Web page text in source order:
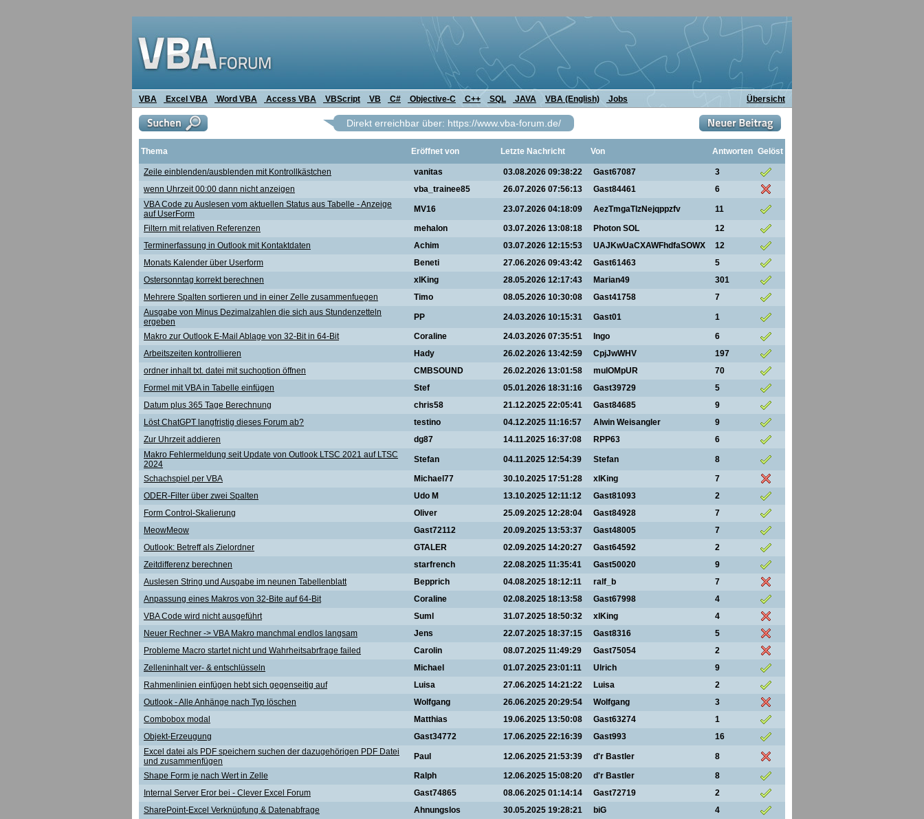
VBA Excel VBA Word VBA Access VBA VBScript VB C# Objective-C C++ SQL JAVA VBA (English) Jobs Übersicht
Direkt erreichbar über: https://www.vba-forum.de/
Thema Eröffnet von Letzte Nachricht Von Antworten Gelöst
Zeile einblenden/ausblenden mit Kontrollkästchen vanitas 03.08.2026 09:38:22 Gast67087
3
wenn Uhrzeit 00:00 dann nicht anzeigen
vba_trainee85 26.07.2026 07:56:13 Gast84461
6
VBA Code zu Auslesen vom aktuellen Status aus Tabelle - Anzeige
auf UserForm
MV16 23.07.2026 04:18:09 AezTmgaTlzNejqppzfv
11
Filtern mit relativen Referenzen
mehalon 03.07.2026 13:08:18 Photon SOL
12
Terminerfassung in Outlook mit Kontaktdaten
Achim 03.07.2026 12:15:53 UAJKwUaCXAWFhdfaSOWX
12
Monats Kalender über Userform
Beneti 27.06.2026 09:43:42 Gast61463
5
Ostersonntag korrekt berechnen
xlKing 28.05.2026 12:17:43 Marian49
301
Mehrere Spalten sortieren und in einer Zelle zusammenfuegen
Timo 08.05.2026 10:30:08 Gast41758
7
Ausgabe von Minus Dezimalzahlen die sich aus Stundenzetteln
ergeben
PP 24.03.2026 10:15:31 Gast01
1
Makro zur Outlook E-Mail Ablage von 32-Bit in 64-Bit
Coraline 24.03.2026 07:35:51 Ingo
6
Arbeitszeiten kontrollieren
Hady 26.02.2026 13:42:59 CpjJwWHV
197
ordner inhalt txt. datei mit suchoption öffnen
CMBSOUND 26.02.2026 13:01:58 mulOMpUR
70
Formel mit VBA in Tabelle einfügen
Stef 05.01.2026 18:31:16 Gast39729
5
Datum plus 365 Tage Berechnung
chris58 21.12.2025 22:05:41 Gast84685
9
Löst ChatGPT langfristig dieses Forum ab?
testino 04.12.2025 11:16:57 Alwin Weisangler
9
Zur Uhrzeit addieren
dg87 14.11.2025 16:37:08 RPP63
6
Makro Fehlermeldung seit Update von Outlook LTSC 2021 auf LTSC
2024
Stefan 04.11.2025 12:54:39 Stefan
8
Schachspiel per VBA
Michael77 30.10.2025 17:51:28 xlKing
7
ODER-Filter über zwei Spalten
Udo M 13.10.2025 12:11:12 Gast81093
2
Form Control-Skalierung
Oliver 25.09.2025 12:28:04 Gast84928
7
MeowMeow
Gast72112 20.09.2025 13:53:37 Gast48005
7
Outlook: Betreff als Zielordner
GTALER 02.09.2025 14:20:27 Gast64592
2
Zeitdifferenz berechnen
starfrench 22.08.2025 11:35:41 Gast50020
9
Auslesen String und Ausgabe im neunen Tabellenblatt
Bepprich 04.08.2025 18:12:11 ralf_b
7
Anpassung eines Makros von 32-Bite auf 64-Bit
Coraline 02.08.2025 18:13:58 Gast67998
4
VBA Code wird nicht ausgeführt
Suml 31.07.2025 18:50:32 xlKing
4
Neuer Rechner -> VBA Makro manchmal endlos langsam
Jens 22.07.2025 18:37:15 Gast8316
5
Probleme Macro startet nicht und Wahrheitsabrfrage failed
Carolin 08.07.2025 11:49:29 Gast75054
2
Zelleninhalt ver- & entschlüsseln
Michael 01.07.2025 23:01:11 Ulrich
9
Rahmenlinien einfügen hebt sich gegenseitig auf
Luisa 27.06.2025 14:21:22 Luisa
2
Outlook - Alle Anhänge nach Typ löschen
Wolfgang 26.06.2025 20:29:54 Wolfgang
3
Combobox modal
Matthias 19.06.2025 13:50:08 Gast63274
1
Objekt-Erzeugung
Gast34772 17.06.2025 22:16:39 Gast993
16
Excel datei als PDF speichern suchen der dazugehörigen PDF Datei
und zusammenfügen
Paul 12.06.2025 21:53:39 d'r Bastler
8
Shape Form je nach Wert in Zelle
Ralph 12.06.2025 15:08:20 d'r Bastler
8
Internal Server Eror bei - Clever Excel Forum
Gast74865 08.06.2025 01:14:14 Gast72719
2
SharePoint-Excel Verknüpfung & Datenabfrage
Ahnungslos 30.05.2025 19:28:21 biG
4